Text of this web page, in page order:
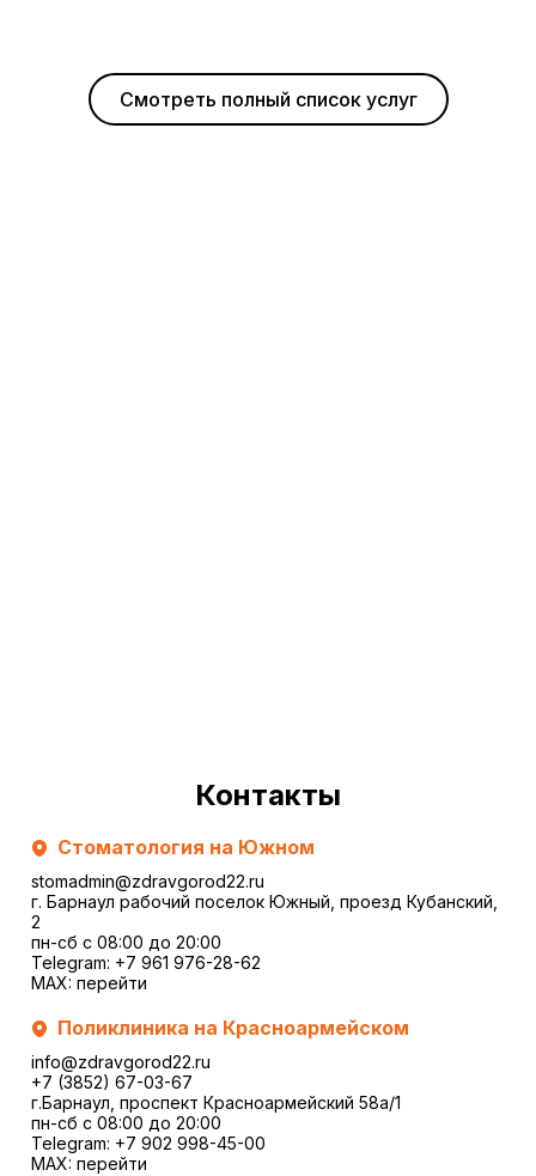
Контакты
Стоматология на Южном
stomadmin@zdravgorod22.ru
г. Барнаул рабочий поселок Южный, проезд Кубанский,
2
пн-сб с 08:00 до 20:00
Telegram: +7 961 976-28-62
MAX: перейти
Поликлиника на Красноармейском
info@zdravgorod22.ru
+7 (3852) 67-03-67
г.Барнаул, проспект Красноармейский 58а/1
пн-сб с 08:00 до 20:00
Telegram: +7 902 998-45-00
MAX: перейти